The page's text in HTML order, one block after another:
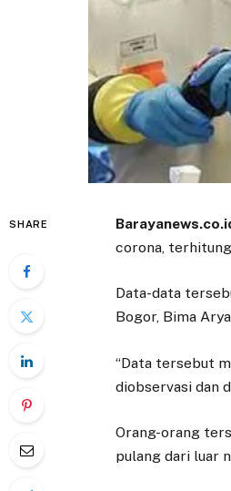
SHARE
corona,
Data-data
Bogor, Bima
“Data tersebut
diobservasi dan
Orang-orang
pulang dari luar